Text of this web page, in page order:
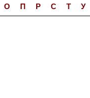
О П Р С Т У